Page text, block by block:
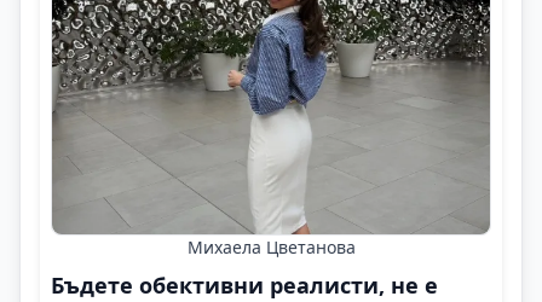
Михаела Цветанова
Бъдете обективни реалисти, не е